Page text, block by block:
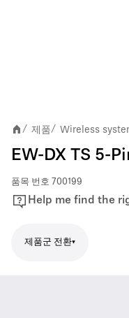
/ 제품/ Wireless
EW-DX TS 5-
품목 번호 700199
Help me find the
제품군 전환